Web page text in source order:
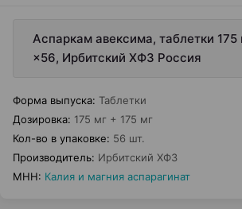
Аспаркам авексима, таблетки 175
×56, Ирбитский ХФЗ Россия
Форма выпуска: Таблетки
Дозировка: 175 мг + 175 мг
Кол-во в упаковке: 56 шт.
Производитель: Ирбитский ХФЗ
МНН: Калия и магния аспарагинат